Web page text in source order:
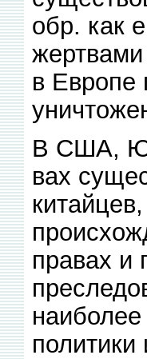
обр. как
в Европе
В США,
вах
правах и
политики